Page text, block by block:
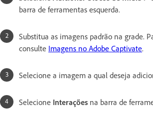
barra de ferramentas esquerda.
Substitua as imagens padrão na grade.
consulte Imagens no Adobe Captivate.
Selecione a imagem a qual deseja
Selecione Interações na barra de